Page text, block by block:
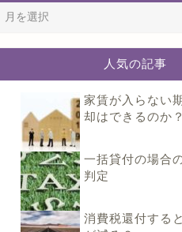
人気の記事
家賃が入らない
却はできるのか？
一括貸付の場合
判定
消費税還付する